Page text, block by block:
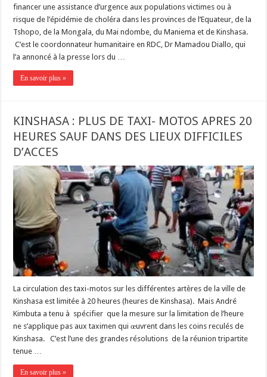
financer une assistance d’urgence aux populations victimes ou à
risque de l’épidémie de choléra dans les provinces de l’Equateur, de la
Tshopo, de la Mongala, du Mai ndombe, du Maniema et de Kinshasa.
C’est le coordonnateur humanitaire en RDC, Dr Mamadou Diallo, qui
l’a annoncé à la presse lors du …
En savoir plus »
KINSHASA : PLUS DE TAXI- MOTOS APRES 20
HEURES SAUF DANS DES LIEUX DIFFICILES
D’ACCES
La circulation des taxi-motos sur les différentes artères de la ville de
Kinshasa est limitée à 20 heures (heures de Kinshasa). Mais André
Kimbuta a tenu à spécifier que la mesure sur la limitation de l’heure
ne s’applique pas aux taximen qui œuvrent dans les coins reculés de
Kinshasa. C’est l’une des grandes résolutions de la réunion tripartite
tenue …
En savoir plus »